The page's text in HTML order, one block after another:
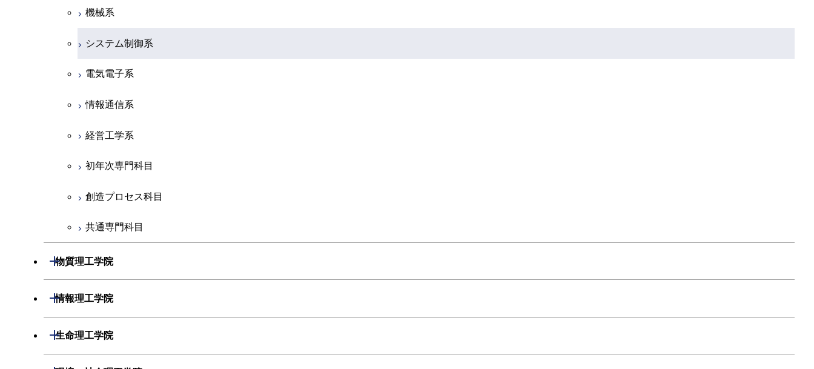
物理学系
地球惑星科学系
初年次専門科目
創造プロセス科目
共通専門科目
機械系
システム制御系
電気電子系
情報通信系
経営工学系
初年次専門科目
創造プロセス科目
共通専門科目
物質理工学院
開閉
材料系
初年次専門科目
情報理工学院
開閉
数理・計算科学系
生命理工学院
開閉